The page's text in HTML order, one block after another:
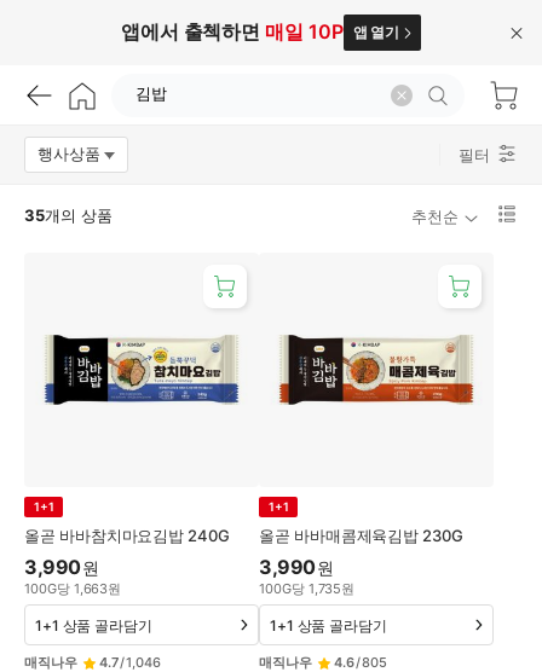
앱에서 출첵하면 매일 10P 앱 열기
닫
행사상품옵션팝업 열기 필터
35개의 상품 추천순
올곧 바바참치마요김밥 240G
1+1
3,990원
100G당 1,663원
매직나우 4.7/1,046
1+1 상품 골라담기
올곧 바바매콤제육김밥 230G
1+1
3,990원
100G당 1,735원
매직나우 4.6/805
1+1 상품 골라담기